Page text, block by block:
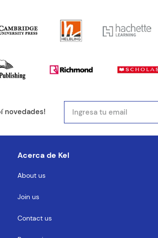
novedades!
Acerca de Kel
About us
Join us
Contact us